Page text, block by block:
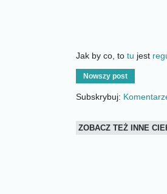
Jak by co, to tu jest
Nowszy post
Subskrybuj:
ZOBACZ TEŻ INNE